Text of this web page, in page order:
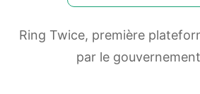
Ring Twice, première
par le gouvernement